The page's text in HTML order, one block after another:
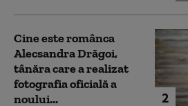
2
Cine este românca
Alecsandra Drăgoi,
tânăra care a realizat
fotografia oficială a
noului...